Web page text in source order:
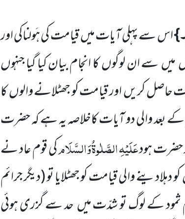
اس سے پہلی آیات میںقیامت کی ہَولناکی اور
میںسے ان لوگوںکا انجام بیان کیا گیا جنہوں
حاصل کریںاور قیامت کو جھٹلانے والوںکا
بعد والی دو آیات کاخلاصہ یہ ہے کہ حضرت
حضرت ہودعَلَیْہِالصَّلٰوۃُوَالسَّلَامکی قوم عاد نے
کو دہلادینے والی قیامت کو جھٹلایا تو(دیگر جرائم
ثمود کے لوگ تو شدّت میںحد سے گزری ہوئی